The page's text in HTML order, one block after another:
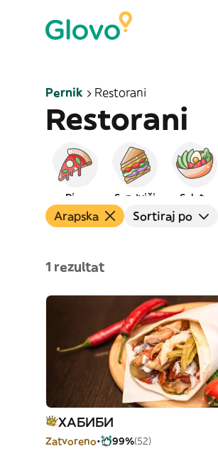
Pernik Restorani
Restorani
Pica Sendviči Salate
Arapska Sortiraj po
1 rezultat
ХАБИБИ
Zatvoreno 99%(52)